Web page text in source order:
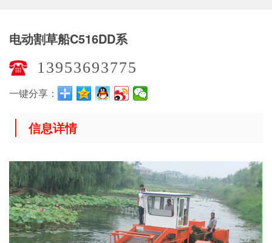
电动割草船C516DD系
13953693775
一键分享：
信息详情